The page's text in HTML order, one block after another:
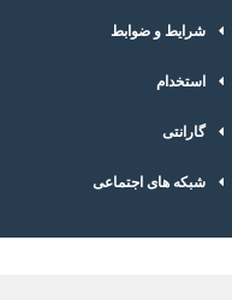
شرایط و ضوابط
استخدام
گارانتی
شبکه های اجتماعی